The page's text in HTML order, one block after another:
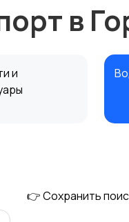
в
и
👉 Сохранить